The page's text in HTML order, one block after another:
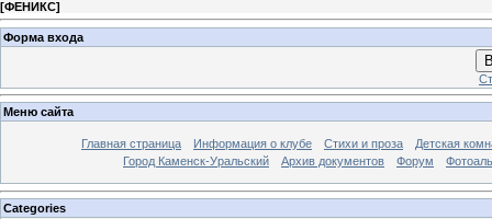
[ФЕНИКС]
Форма входа
Меню сайта
Главная страница Информация о клубе Стихи и проза
Детская
Город Каменск-Уральский
Архив документов Форум
Categories